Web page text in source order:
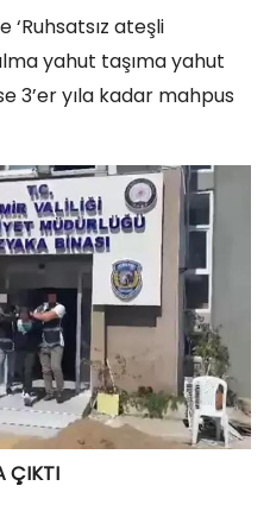
ateşli
yahut taşıma yahut
3’er yıla kadar mahpus
ÇIKTI